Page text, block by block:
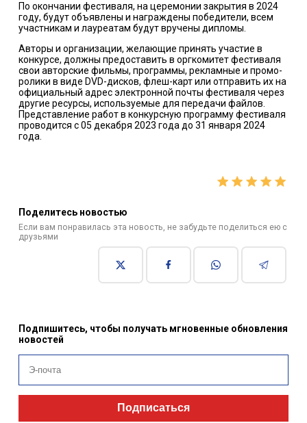
По окончании фестиваля, на церемонии закрытия в 2024
году, будут объявлены и награждены победители, всем
участникам и лауреатам будут вручены дипломы.
Авторы и организации, желающие принять участие в
конкурсе, должны предоставить в оргкомитет фестиваля
свои авторские фильмы, программы, рекламные и промо-
ролики в виде DVD-дисков, флеш-карт или отправить их на
официальный адрес электронной почты фестиваля через
другие ресурсы, используемые для передачи файлов.
Представление работ в конкурсную программу фестиваля
проводится с 05 декабря 2023 года до 31 января 2024
года.
Поделитесь новостью
Если вам понравилась эта новость, не забудьте поделиться ею с
друзьями
Подпишитесь, чтобы получать мгновенные обновления
новостей
Подписаться